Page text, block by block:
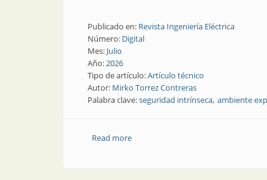
Publicado en: Revista Ingeniería Eléctrica
Número: Digital
Mes: Julio
Año:2026
Tipo de artículo:Artículo técnico
Autor: Mirko Torrez Contreras
Palabra clave:seguridad intrínseca ambiente
Read moreabout El increíble aislador de señales